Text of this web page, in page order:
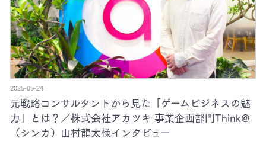
2025-05-24
元戦略コンサルタントから見た「ゲームビジネスの魅
力」とは？／株式会社アカツキ 事業企画部門Think@
（シンカ）山村龍太様インタビュー